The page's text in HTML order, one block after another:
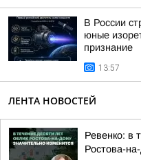
В России
юные
признание
13:57
ЛЕНТА НОВОСТЕЙ
Ревенко: в
Ростова-